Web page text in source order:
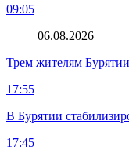
09:05
06.08.2026
Трем жителям
17:55
В Бурятии
17:45